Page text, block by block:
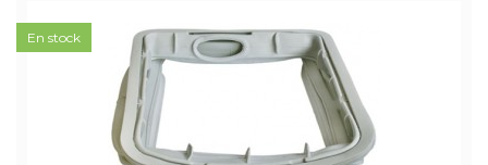
En stock